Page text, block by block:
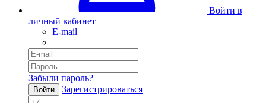
Войти в
личный кабинет
E-mail
Забыли пароль?
Войти Зарегистрироваться